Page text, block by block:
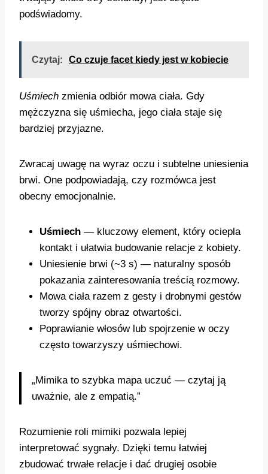
podświadomy.
Czytaj: Co czuje facet kiedy jest w kobiecie
Uśmiech zmienia odbiór mowa ciała. Gdy
mężczyzna się uśmiecha, jego ciała staje się
bardziej przyjazne.
Zwracaj uwagę na wyraz oczu i subtelne uniesienia
brwi. One podpowiadają, czy rozmówca jest
obecny emocjonalnie.
Uśmiech — kluczowy element, który ociepla
kontakt i ułatwia budowanie relacje z kobiety.
Uniesienie brwi (~3 s) — naturalny sposób
pokazania zainteresowania treścią rozmowy.
Mowa ciała razem z gesty i drobnymi gestów
tworzy spójny obraz otwartości.
Poprawianie włosów lub spojrzenie w oczy
często towarzyszy uśmiechowi.
„Mimika to szybka mapa uczuć — czytaj ją
uważnie, ale z empatią.”
Rozumienie roli mimiki pozwala lepiej
interpretować sygnały. Dzięki temu łatwiej
zbudować trwałe relacje i dać drugiej osobie